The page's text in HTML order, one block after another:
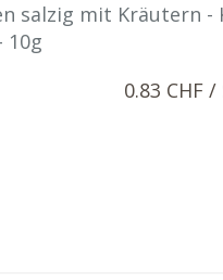
salzig mit Kräutern -
10g
0.83 CHF